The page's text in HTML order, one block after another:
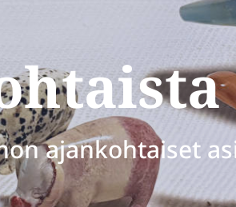
ajankohtaiset